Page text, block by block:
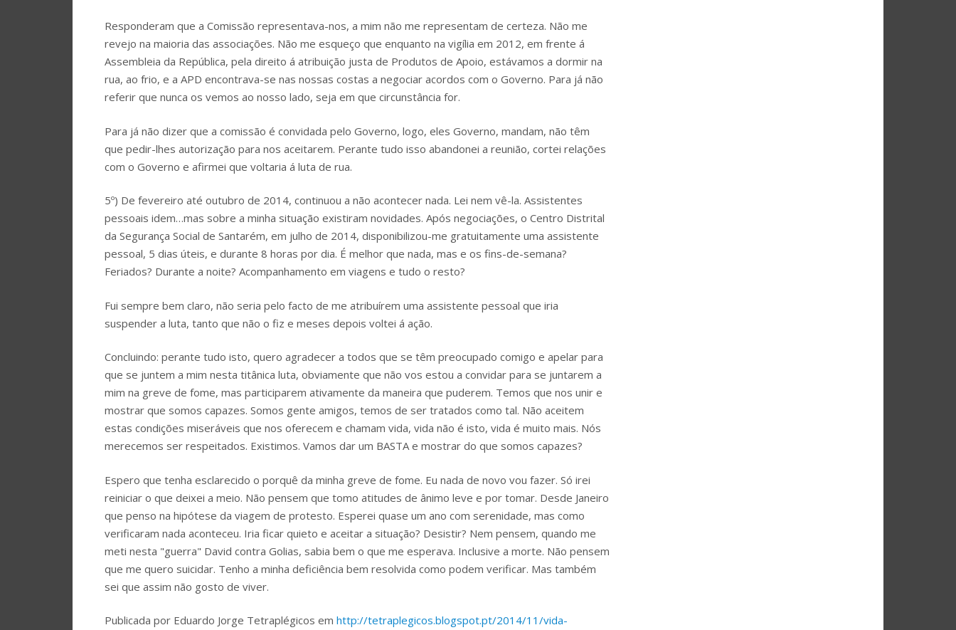
Responderam que a Comissão representava-nos, a mim não me representam de certeza. Não me
revejo na maioria das associações. Não me esqueço que enquanto na vigília em 2012, em frente á
Assembleia da República, pela direito á atribuição justa de Produtos de Apoio, estávamos a dormir na
rua, ao frio, e a APD encontrava-se nas nossas costas a negociar acordos com o Governo. Para já não
referir que nunca os vemos ao nosso lado, seja em que circunstância for.
Para já não dizer que a comissão é convidada pelo Governo, logo, eles Governo, mandam, não têm
que pedir-lhes autorização para nos aceitarem. Perante tudo isso abandonei a reunião, cortei relações
com o Governo e afirmei que voltaria á luta de rua.
5º) De fevereiro até outubro de 2014, continuou a não acontecer nada. Lei nem vê-la. Assistentes
pessoais idem…mas sobre a minha situação existiram novidades. Após negociações, o Centro Distrital
da Segurança Social de Santarém, em julho de 2014, disponibilizou-me gratuitamente uma assistente
pessoal, 5 dias úteis, e durante 8 horas por dia. É melhor que nada, mas e os fins-de-semana?
Feriados? Durante a noite? Acompanhamento em viagens e tudo o resto?
Fui sempre bem claro, não seria pelo facto de me atribuírem uma assistente pessoal que iria
suspender a luta, tanto que não o fiz e meses depois voltei á ação.
Concluindo: perante tudo isto, quero agradecer a todos que se têm preocupado comigo e apelar para
que se juntem a mim nesta titânica luta, obviamente que não vos estou a convidar para se juntarem a
mim na greve de fome, mas participarem ativamente da maneira que puderem. Temos que nos unir e
mostrar que somos capazes. Somos gente amigos, temos de ser tratados como tal. Não aceitem
estas condições miseráveis que nos oferecem e chamam vida, vida não é isto, vida é muito mais. Nós
merecemos ser respeitados. Existimos. Vamos dar um BASTA e mostrar do que somos capazes?
Espero que tenha esclarecido o porquê da minha greve de fome. Eu nada de novo vou fazer. Só irei
reiniciar o que deixei a meio. Não pensem que tomo atitudes de ânimo leve e por tomar. Desde Janeiro
que penso na hipótese da viagem de protesto. Esperei quase um ano com serenidade, mas como
verificaram nada aconteceu. Iria ficar quieto e aceitar a situação? Desistir? Nem pensem, quando me
meti nesta "guerra" David contra Golias, sabia bem o que me esperava. Inclusive a morte. Não pensem
que me quero suicidar. Tenho a minha deficiência bem resolvida como podem verificar. Mas também
sei que assim não gosto de viver.
Publicada por Eduardo Jorge Tetraplégicos em http://tetraplegicos.blogspot.pt/2014/11/vida-